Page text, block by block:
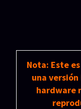
Nota: Este
una versión
hardware